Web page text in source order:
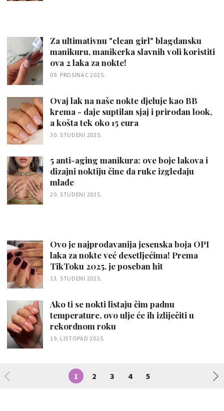
Za ultimativnu "clean girl" blagdansku
manikuru, manikerka slavnih voli koristiti
ova 2 laka za nokte!
09. PROSINAC 2025.
Ovaj lak na naše nokte djeluje kao BB
krema - daje suptilan sjaj i prirodan look,
a košta tek oko 15 eura
30. STUDENI 2025.
5 anti-aging manikura: ove boje lakova i
dizajni noktiju čine da ruke izgledaju
mlađe
20. STUDENI 2025.
Ovo je najprodavanija jesenska boja OPI
laka za nokte već desetljećima! Prema
TikToku 2025. je poseban hit
13. STUDENI 2025.
Ako ti se nokti listaju čim padnu
temperature, ovo ulje će ih izliječiti u
rekordnom roku
19. LISTOPAD 2025.
1 2 3 4 5